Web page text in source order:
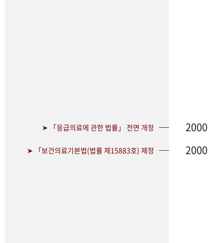
➤ 「응급의료에 관한 법률」 전면 개정 2000
➤ 「보건의료기본법(법률 제15883호) 제정 2000